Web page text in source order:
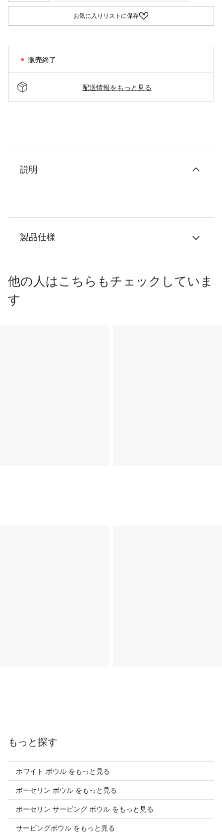
お気に入りリストに保存
販売終了
配送情報をもっと見る
説明
製品仕様
他の人はこちらもチェックしていま
す
もっと探す
ホワイト ボウル をもっと見る
ポーセリン ボウル をもっと見る
ポーセリン サービング ボウル をもっと見る
サービングボウル をもっと見る